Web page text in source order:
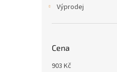
Výprodej
Cena
903 Kč